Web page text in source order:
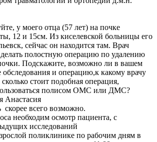
у моего отца (57 лет) на почке
12 и 15см. Из киселевской больницы его
сейчас он находится там. Врач
полостную операцию по удалению
Подскажите, возможно ли в вашем
обследования и операцию,к какому врачу
стоит подобная операция,
полисом ОМС или ДМС?
Анастасия
всего возможно.
необходим осмотр пациента, с
исследований
поликлинике по рабочим дням в